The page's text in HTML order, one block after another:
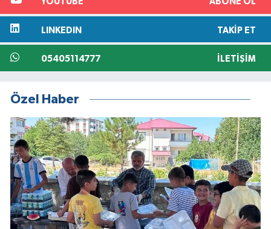
LINKEDIN TAKIP ET
05405114777 İLETIŞIM
Özel Haber